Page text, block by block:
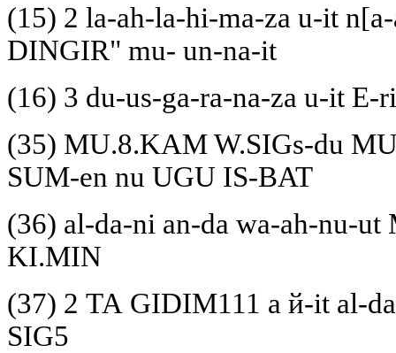
(15) 2 la-ah-la-hi-ma-za u-it
DINGIR" mu- un-na-it
(16) 3 du-us-ga-ra-na-za u-it
(35) MU.8.KAM W.SIGs-du
SUM-en nu UGU IS-BAT
(36) al-da-ni an-da wa-ah-nu-
KI.MIN
(37) 2 ТА GIDIM111 a й-it al-
SIG5